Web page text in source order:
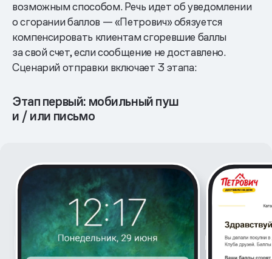
возможным способом. Речь идет об уведомлении
о сгорании баллов — «Петрович» обязуется
компенсировать клиентам сгоревшие баллы
за свой счет, если сообщение не доставлено.
Сценарий отправки включает 3 этапа:
Этап первый: мобильный пуш
и / или письмо